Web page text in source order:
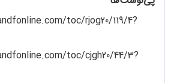
toc/rjog20/119/4?
toc/cjgh20/44/3?